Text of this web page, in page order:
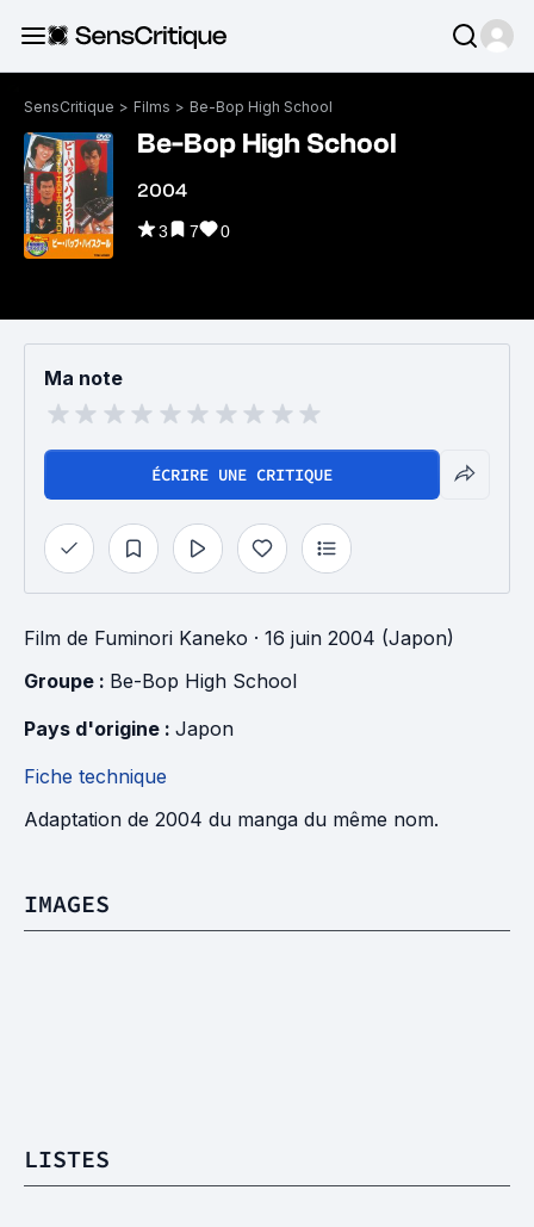
SensCritique > Films > Be-Bop High School
Be-Bop High School
2004
3 7 0
Ma note
ÉCRIRE UNE CRITIQUE
Film de Fuminori Kaneko · 16 juin 2004 (Japon)
Groupe : Be-Bop High School
Pays d'origine : Japon
Fiche technique
Adaptation de 2004 du manga du même nom.
IMAGES
LISTES